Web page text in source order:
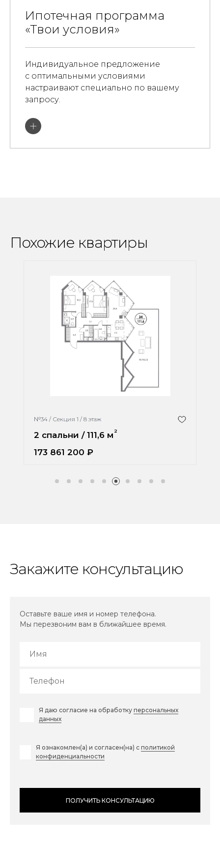
Ипотечная программа
«Твои условия»
Индивидуальное предложение
с оптимальными условиями
настраивают специально по вашему
запросу.
Похожие квартиры
№34 / Секция 1 / 8 этаж
2 спальни / 111,6 м 2
173 861 200 ₽
Закажите консультацию
Оставьте ваше имя и номер телефона.
Мы перезвоним вам в ближайшее время.
Я даю согласие на обработку персональных
данных
Я ознакомлен(а) и согласен(на) с политикой
конфиденциальности
ПОЛУЧИТЬ КОНСУЛЬТАЦИЮ